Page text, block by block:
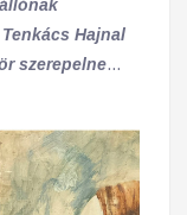
Hajnal
szerepelnek